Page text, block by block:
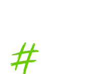
Accueil